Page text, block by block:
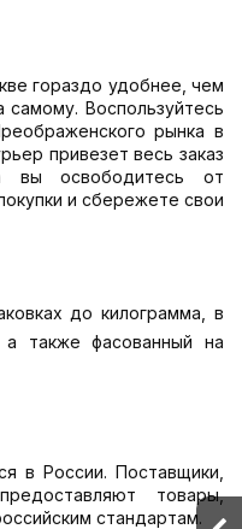
гораздо удобнее, чем
самому. Воспользуйтесь
рынка в
привезет весь заказ
вы освободитесь от
и сбережете свои
до килограмма, в
также фасованный на
в России. Поставщики,
товары,
стандартам.